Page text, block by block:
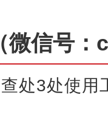
（微信号
处3处使用
干故城：“寻